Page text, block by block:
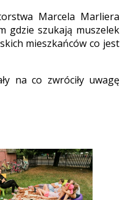
Marcela Marliera
gdzie szukają muszelek
mieszkańców co jest
na co zwróciły uwagę